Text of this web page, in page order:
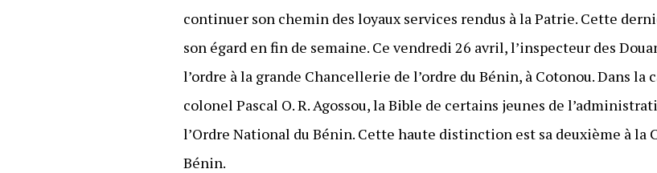
continuer son chemin des loyaux services rendus à la Patrie. Cette
son égard en fin de semaine. Ce vendredi 26 avril, l’inspecteur des
l’ordre à la grande Chancellerie de l’ordre du Bénin, à Cotonou. Dans
colonel Pascal O. R. Agossou, la Bible de certains jeunes de
l’Ordre National du Bénin. Cette haute distinction est sa deuxième à la
Bénin.